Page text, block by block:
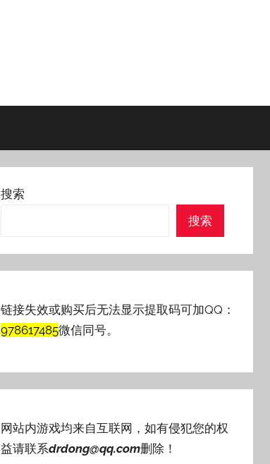
搜索
搜索
链接失效或购买后无法显示提取码可加QQ：
978617485微信同号。
网站内游戏均来自互联网，如有侵犯您的权
益请联系drdong@qq.com删除！